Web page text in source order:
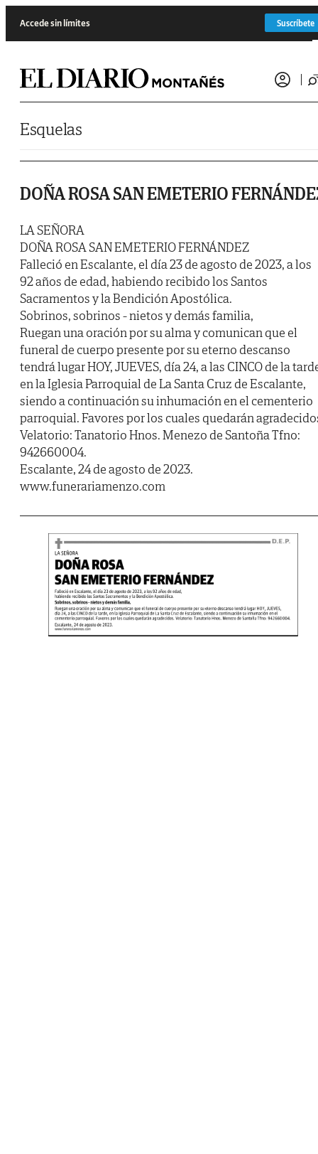
Accede sin límites Suscríbete
Esquelas
DOÑA ROSA SAN EMETERIO
LA SEÑORA
DOÑA ROSA SAN EMETERIO FERNÁNDEZ
Falleció en Escalante, el día 23 de agosto de 2023, a los
92 años de edad, habiendo recibido los Santos
Sacramentos y la Bendición Apostólica.
Sobrinos, sobrinos - nietos y demás familia,
Ruegan una oración por su alma y comunican que el
funeral de cuerpo presente por su eterno descanso
tendrá lugar HOY, JUEVES, día 24, a las CINCO de la
en la Iglesia Parroquial de La Santa Cruz de Escalante,
siendo a continuación su inhumación en el cementerio
parroquial. Favores por los cuales quedarán
Velatorio: Tanatorio Hnos. Menezo de Santoña Tfno:
942660004.
Escalante, 24 de agosto de 2023.
www.funerariamenzo.com